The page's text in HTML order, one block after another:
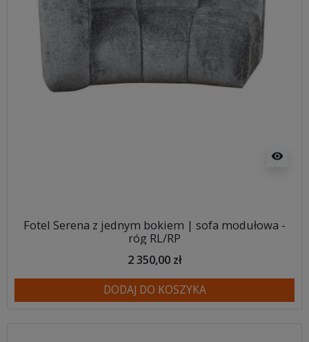
visibility
Fotel Serena z jednym bokiem | sofa modułowa -
róg RL/RP
2 350,00 zł
DODAJ DO KOSZYKA